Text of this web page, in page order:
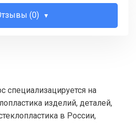
(0)
специализацируется на
изделий, деталей,
в России,